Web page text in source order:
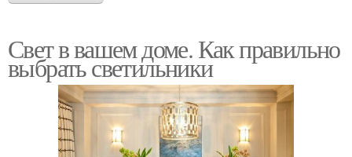
Свет в вашем доме. Как правильно
выбрать светильники